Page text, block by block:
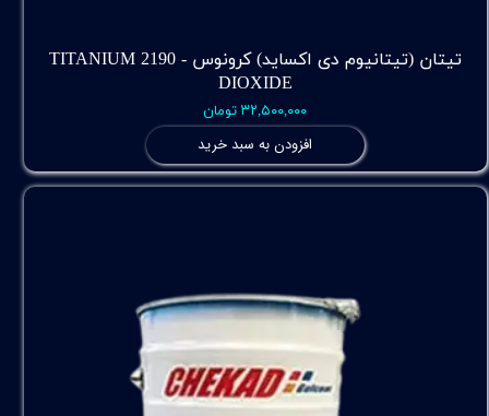
تیتان (تیتانیوم دی اکساید) کرونوس - 2190 TITANIUM
DIOXIDE
۳۲,۵۰۰,۰۰۰ تومان
افزودن به سبد خرید